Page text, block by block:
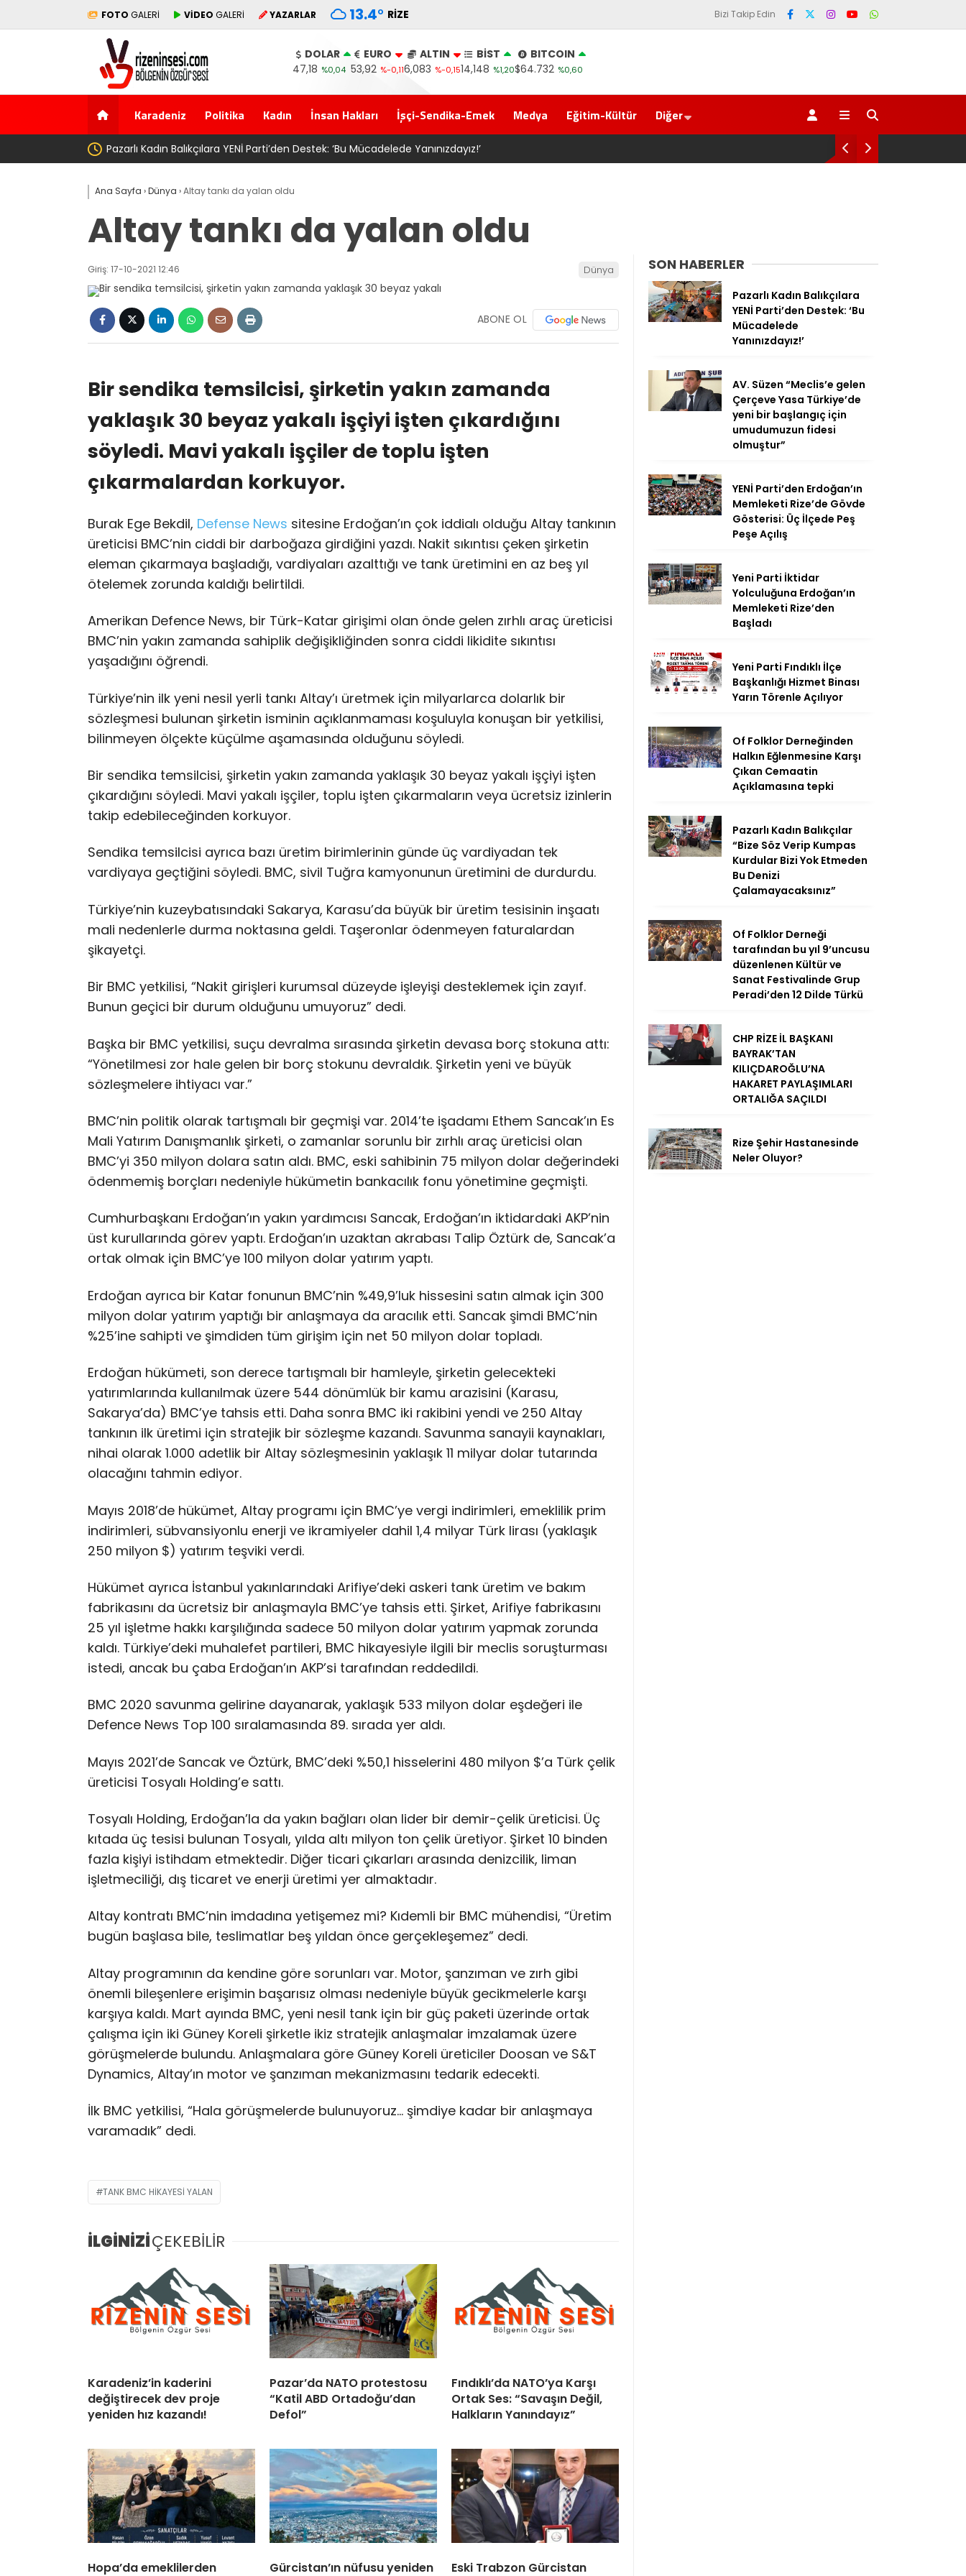
FOTO GALERİ VİDEO GALERİ YAZARLAR 13.4° RIZE Bizi Takip Edin
DOLAR
47,18 %0,04
EURO
53,92 %-0,11
ALTIN
6,083 %-0,15
BİST
14,148 %1,20
BITCOIN
$64.732 %0,60
Karadeniz Politika Kadın İnsan Hakları İşçi-Sendika-Emek Medya Eğitim-Kültür Diğer
AV. Süzen “Meclis’e gelen Çerçeve Yasa Türkiye’de yeni bir başlangıç için umudumuzun fidesi olmuştur”
Ana Sayfa ›Dünya ›Altay tankı da yalan oldu
Altay tankı da yalan oldu
Giriş: 17-10-2021 12:46 Dünya
ABONE OL
Bir sendika temsilcisi, şirketin yakın zamanda
yaklaşık 30 beyaz yakalı işçiyi işten çıkardığını
söyledi. Mavi yakalı işçiler de toplu işten
çıkarmalardan korkuyor.
Burak Ege Bekdil, Defense News sitesine Erdoğan’ın çok iddialı olduğu Altay tankının
üreticisi BMC’nin ciddi bir darboğaza girdiğini yazdı. Nakit sıkıntısı çeken şirketin
eleman çıkarmaya başladığı, vardiyaları azalttığı ve tank üretimini en az beş yıl
ötelemek zorunda kaldığı belirtildi.
Amerikan Defence News, bir Türk-Katar girişimi olan önde gelen zırhlı araç üreticisi
BMC’nin yakın zamanda sahiplik değişikliğinden sonra ciddi likidite sıkıntısı
yaşadığını öğrendi.
Türkiye’nin ilk yeni nesil yerli tankı Altay’ı üretmek için milyarlarca dolarlık bir
sözleşmesi bulunan şirketin isminin açıklanmaması koşuluyla konuşan bir yetkilisi,
bilinmeyen ölçekte küçülme aşamasında olduğunu söyledi.
Bir sendika temsilcisi, şirketin yakın zamanda yaklaşık 30 beyaz yakalı işçiyi işten
çıkardığını söyledi. Mavi yakalı işçiler, toplu işten çıkarmaların veya ücretsiz izinlerin
takip edebileceğinden korkuyor.
Sendika temsilcisi ayrıca bazı üretim birimlerinin günde üç vardiyadan tek
vardiyaya geçtiğini söyledi. BMC, sivil Tuğra kamyonunun üretimini de durdurdu.
Türkiye’nin kuzeybatısındaki Sakarya, Karasu’da büyük bir üretim tesisinin inşaatı
mali nedenlerle durma noktasına geldi. Taşeronlar ödenmeyen faturalardan
şikayetçi.
Bir BMC yetkilisi, “Nakit girişleri kurumsal düzeyde işleyişi desteklemek için zayıf.
Bunun geçici bir durum olduğunu umuyoruz” dedi.
Başka bir BMC yetkilisi, suçu devralma sırasında şirketin devasa borç stokuna attı:
“Yönetilmesi zor hale gelen bir borç stokunu devraldık. Şirketin yeni ve büyük
sözleşmelere ihtiyacı var.”
BMC’nin politik olarak tartışmalı bir geçmişi var. 2014’te işadamı Ethem Sancak’ın Es
Mali Yatırım Danışmanlık şirketi, o zamanlar sorunlu bir zırhlı araç üreticisi olan
BMC’yi 350 milyon dolara satın aldı. BMC, eski sahibinin 75 milyon dolar değerindeki
ödenmemiş borçları nedeniyle hükümetin bankacılık fonu yönetimine geçmişti.
Cumhurbaşkanı Erdoğan’ın yakın yardımcısı Sancak, Erdoğan’ın iktidardaki AKP’nin
üst kurullarında görev yaptı. Erdoğan’ın uzaktan akrabası Talip Öztürk de, Sancak’a
ortak olmak için BMC’ye 100 milyon dolar yatırım yaptı.
Erdoğan ayrıca bir Katar fonunun BMC’nin %49,9’luk hissesini satın almak için 300
milyon dolar yatırım yaptığı bir anlaşmaya da aracılık etti. Sancak şimdi BMC’nin
%25’ine sahipti ve şimdiden tüm girişim için net 50 milyon dolar topladı.
Erdoğan hükümeti, son derece tartışmalı bir hamleyle, şirketin gelecekteki
yatırımlarında kullanılmak üzere 544 dönümlük bir kamu arazisini (Karasu,
Sakarya’da) BMC’ye tahsis etti. Daha sonra BMC iki rakibini yendi ve 250 Altay
tankının ilk üretimi için stratejik bir sözleşme kazandı. Savunma sanayii kaynakları,
nihai olarak 1.000 adetlik bir Altay sözleşmesinin yaklaşık 11 milyar dolar tutarında
olacağını tahmin ediyor.
Mayıs 2018’de hükümet, Altay programı için BMC’ye vergi indirimleri, emeklilik prim
indirimleri, sübvansiyonlu enerji ve ikramiyeler dahil 1,4 milyar Türk lirası (yaklaşık
250 milyon $) yatırım teşviki verdi.
Hükümet ayrıca İstanbul yakınlarındaki Arifiye’deki askeri tank üretim ve bakım
fabrikasını da ücretsiz bir anlaşmayla BMC’ye tahsis etti. Şirket, Arifiye fabrikasını
25 yıl işletme hakkı karşılığında sadece 50 milyon dolar yatırım yapmak zorunda
kaldı. Türkiye’deki muhalefet partileri, BMC hikayesiyle ilgili bir meclis soruşturması
istedi, ancak bu çaba Erdoğan’ın AKP’si tarafından reddedildi.
BMC 2020 savunma gelirine dayanarak, yaklaşık 533 milyon dolar eşdeğeri ile
Defence News Top 100 sıralamasında 89. sırada yer aldı.
Mayıs 2021’de Sancak ve Öztürk, BMC’deki %50,1 hisselerini 480 milyon $’a Türk çelik
üreticisi Tosyalı Holding’e sattı.
Tosyalı Holding, Erdoğan’la da yakın bağları olan lider bir demir-çelik üreticisi. Üç
kıtada üç tesisi bulunan Tosyalı, yılda altı milyon ton çelik üretiyor. Şirket 10 binden
fazla kişiyi istihdam etmektedir. Diğer ticari çıkarları arasında denizcilik, liman
işletmeciliği, dış ticaret ve enerji üretimi yer almaktadır.
Altay kontratı BMC’nin imdadına yetişemez mi? Kıdemli bir BMC mühendisi, “Üretim
bugün başlasa bile, teslimatlar beş yıldan önce gerçekleşemez” dedi.
Altay programının da kendine göre sorunları var. Motor, şanzıman ve zırh gibi
önemli bileşenlere erişimin başarısız olması nedeniyle büyük gecikmelerle karşı
karşıya kaldı. Mart ayında BMC, yeni nesil tank için bir güç paketi üzerinde ortak
çalışma için iki Güney Koreli şirketle ikiz stratejik anlaşmalar imzalamak üzere
görüşmelerde bulundu. Anlaşmalara göre Güney Koreli üreticiler Doosan ve S&T
Dynamics, Altay’ın motor ve şanzıman mekanizmasını tedarik edecekti.
İlk BMC yetkilisi, “Hala görüşmelerde bulunuyoruz… şimdiye kadar bir anlaşmaya
varamadık” dedi.
TANK BMC HIKAYESI YALAN
İLGİNİZİÇEKEBİLİR
Karadeniz’in kaderini
değiştirecek dev proje
yeniden hız kazandı!
Pazar’da NATO protestosu
“Katil ABD Ortadoğu’dan
Defol”
Fındıklı’da NATO’ya Karşı
Ortak Ses: “Savaşın Değil,
Halkların Yanındayız”
Hopa’da emeklilerden
Gürcistan’ın nüfusu yeniden
Eski Trabzon Gürcistan
SON HABERLER
Pazarlı Kadın Balıkçılara
YENİ Parti’den Destek: ‘Bu
Mücadelede
Yanınızdayız!’
AV. Süzen “Meclis’e gelen
Çerçeve Yasa Türkiye’de
yeni bir başlangıç için
umudumuzun fidesi
olmuştur”
YENİ Parti’den Erdoğan’ın
Memleketi Rize’de Gövde
Gösterisi: Üç İlçede Peş
Peşe Açılış
Yeni Parti İktidar
Yolculuğuna Erdoğan’ın
Memleketi Rize’den
Başladı
Yeni Parti Fındıklı İlçe
Başkanlığı Hizmet Binası
Yarın Törenle Açılıyor
Of Folklor Derneğinden
Halkın Eğlenmesine Karşı
Çıkan Cemaatin
Açıklamasına tepki
Pazarlı Kadın Balıkçılar
“Bize Söz Verip Kumpas
Kurdular Bizi Yok Etmeden
Bu Denizi
Çalamayacaksınız”
Of Folklor Derneği
tarafından bu yıl 9’uncusu
düzenlenen Kültür ve
Sanat Festivalinde Grup
Peradi’den 12 Dilde Türkü
CHP RİZE İL BAŞKANI
BAYRAK’TAN
KILIÇDAROĞLU’NA
HAKARET PAYLAŞIMLARI
ORTALIĞA SAÇILDI
Rize Şehir Hastanesinde
Neler Oluyor?